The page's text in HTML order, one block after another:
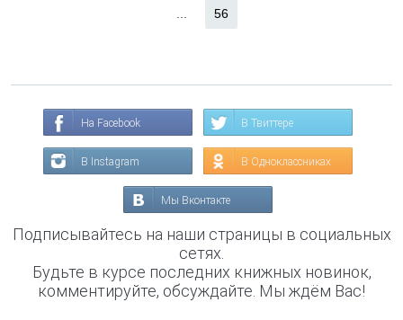
56
На Facebook В Твиттере
В Instagram В Одноклассниках
Мы Вконтакте
Подписывайтесь на наши страницы в социальных
сетях.
Будьте в курсе последних книжных новинок,
комментируйте, обсуждайте. Мы ждём Вас!